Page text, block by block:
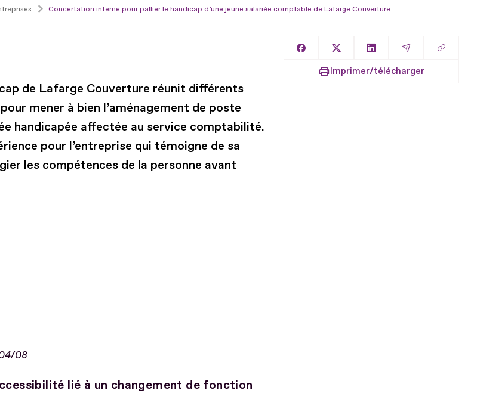
Concertation interne pour pallier le handicap d’une jeune salariée comptable de Lafarge Couverture
de Lafarge Couverture réunit différents
mener à bien l’aménagement de poste
handicapée affectée au service comptabilité.
pour l’entreprise qui témoigne de sa
les compétences de la personne avant
08
lié à un changement de fonction
Partager sur Facebook
Partager sur XPartager sur LinkedIn
Partager par
Copier
Imprimer/télécharger